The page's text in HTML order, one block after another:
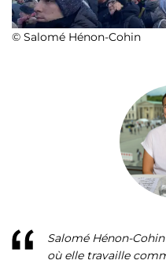
© Salomé Hénon-Cohin
Salomé Hénon-
où elle travaille